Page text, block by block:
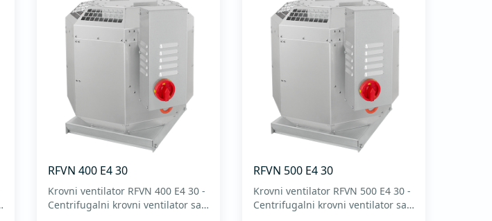
RFVN 400 E4 30
Krovni ventilator RFVN 400 E4 30 -
Centrifugalni krovni ventilator sa
RFVN 500 E4 30
Krovni ventilator RFVN 500 E4 30 -
Centrifugalni krovni ventilator sa